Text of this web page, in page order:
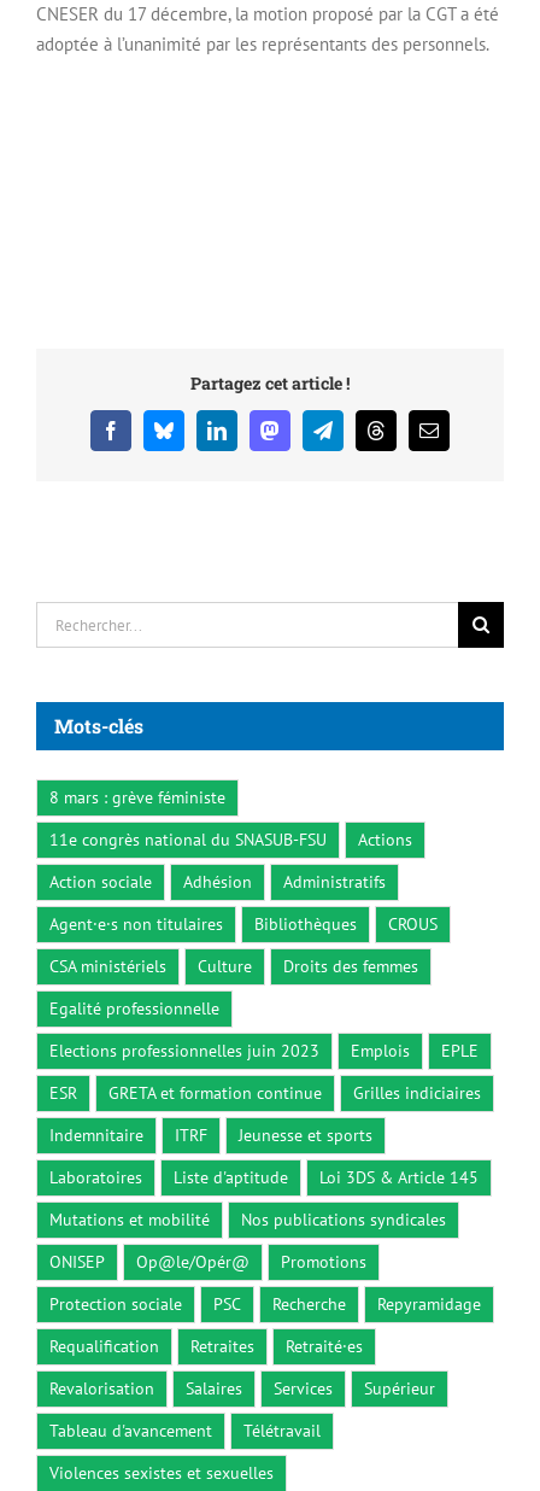
CNESER du 17 décembre, la motion proposé par la CGT a été
adoptée à l’unanimité par les représentants des personnels.
Partagez cet article !
FacebookBlueskyLinkedInMastodonTelegramThreadsEmail
Rechercher:
Mots-clés
8 mars : grève féministe
11e congrès national du SNASUB-FSU
Actions
Action sociale
Adhésion
Administratifs
Agent·e·s non titulaires
Bibliothèques
CROUS
CSA ministériels
Culture
Droits des femmes
Egalité professionnelle
Elections professionnelles juin 2023
Emplois
EPLE
ESR
GRETA et formation continue
Grilles indiciaires
Indemnitaire
ITRF
Jeunesse et sports
Laboratoires
Liste d'aptitude
Loi 3DS & Article 145
Mutations et mobilité
Nos publications syndicales
ONISEP
Op@le/Opér@
Promotions
Protection sociale
PSC Recherche
Repyramidage
Requalification
Retraites
Retraité·es
Revalorisation
Salaires Services
Supérieur
Tableau d'avancement
Télétravail
Violences sexistes et sexuelles